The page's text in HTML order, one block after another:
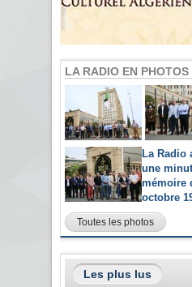
LA RADIO EN PHOTOS
La Radio
une
mémoire
octobre
Toutes les photos
Les plus lus